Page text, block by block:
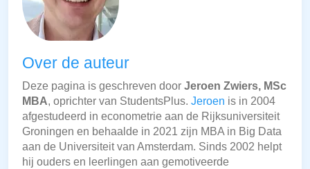
Over de auteur
Deze pagina is geschreven door Jeroen Zwiers, MSc
MBA, oprichter van StudentsPlus. Jeroen is in 2004
afgestudeerd in econometrie aan de Rijksuniversiteit
Groningen en behaalde in 2021 zijn MBA in Big Data
aan de Universiteit van Amsterdam. Sinds 2002 helpt
hij ouders en leerlingen aan gemotiveerde